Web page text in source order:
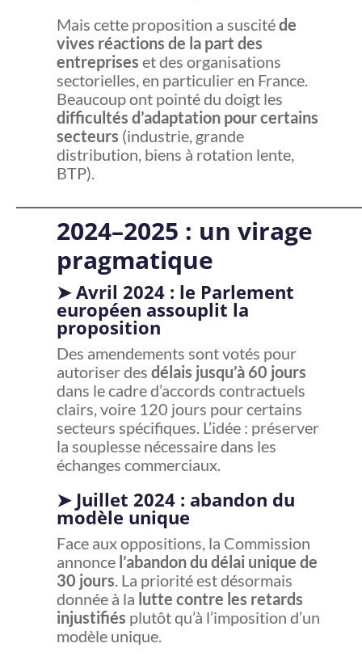
Mais cette proposition a suscitéde
vives réactions de la part des
entreprises et des organisations
sectorielles, en particulier en France.
Beaucoup ont pointé du doigt les
difficultés d’adaptation pour certains
secteurs (industrie, grande
distribution, biens à rotation lente,
BTP).
2024–2025 : un virage
pragmatique
➤Avril 2024 : le Parlement
européen assouplit la
proposition
Des amendements sont votés pour
autoriser des délais jusqu’à 60 jours
dans le cadre d’accords contractuels
clairs, voire 120 jours pour certains
secteurs spécifiques. L’idée : préserver
la souplesse nécessaire dans les
échanges commerciaux.
➤ Juillet 2024 : abandon du
modèle unique
Face aux oppositions, la Commission
annonce l’abandon du délai unique de
30 jours. La priorité est désormais
donnée à la lutte contre les retards
injustifiés plutôt qu’à l’imposition d’un
modèle unique.